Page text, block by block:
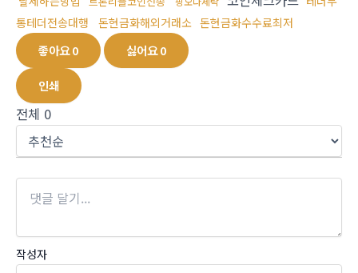
통테더전송대행
돈현금화해외거래소 돈현금화수수료최저
좋아요0 싫어요0
인쇄
전체 0
작성자